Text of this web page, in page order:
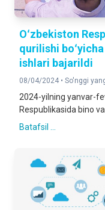
Oʻzbekiston
qurilishi
ishlari bajarildi
08/04/2024 • So'nggi
2024-yilning yanvar-
Respublikasida bino va...
Batafsil ...